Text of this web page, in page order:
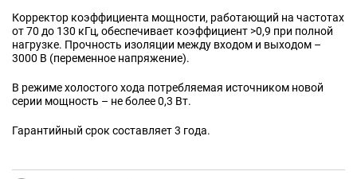
Корректор коэффициента мощности, работающий на частотах
от 70 до 130 кГц, обеспечивает коэффициент >0,9 при полной
нагрузке. Прочность изоляции между входом и выходом –
3000 В (переменное напряжение).
В режиме холостого хода потребляемая источником новой
серии мощность – не более 0,3 Вт.
Гарантийный срок составляет 3 года.